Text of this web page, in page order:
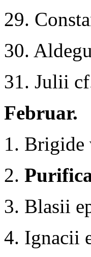
29.
30.
31. Julii
Februar.
1. Brigide
2.
3. Blasii
4. Ignacii